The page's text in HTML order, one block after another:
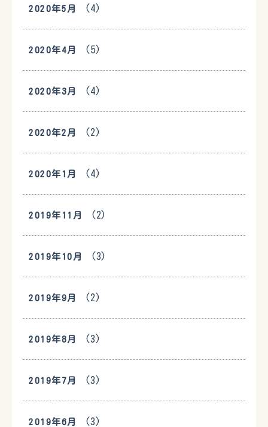
2020年5月 (4)
2020年4月 (5)
2020年3月 (4)
2020年2月 (2)
2020年1月 (4)
2019年11月 (2)
2019年10月 (3)
2019年9月 (2)
2019年8月 (3)
2019年7月 (3)
2019年6月 (3)